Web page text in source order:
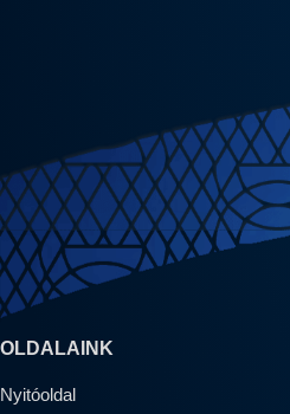
OLDALAINK
Nyitóoldal